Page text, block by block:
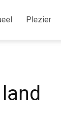
Plezier